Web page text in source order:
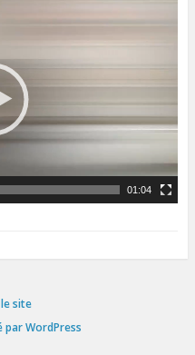
01:04
site
par WordPress